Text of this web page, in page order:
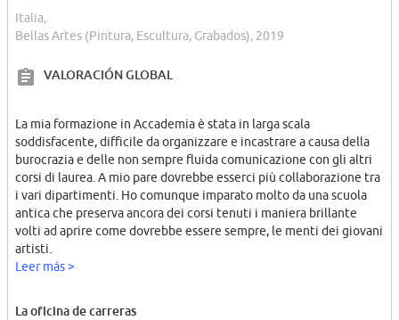
Italia,
Bellas Artes (Pintura, Escultura, Grabados), 2019
VALORACIÓN GLOBAL
La mia formazione in Accademia è stata in larga scala
soddisfacente, difficile da organizzare e incastrare a causa della
burocrazia e delle non sempre fluida comunicazione con gli altri
corsi di laurea. A mio pare dovrebbe esserci più collaborazione tra
i vari dipartimenti. Ho comunque imparato molto da una scuola
antica che preserva ancora dei corsi tenuti i maniera brillante
volti ad aprire come dovrebbe essere sempre, le menti dei giovani
artisti.
Leer más >
La oficina de carreras